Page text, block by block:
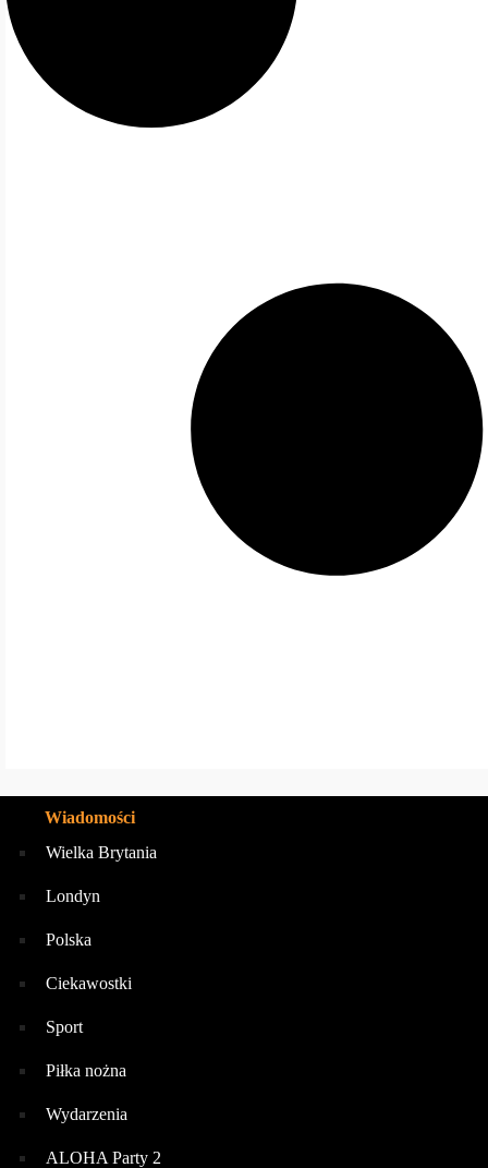
Wiadomości
Wielka Brytania
Londyn
Polska
Ciekawostki
Sport
Piłka nożna
Wydarzenia
ALOHA Party 2